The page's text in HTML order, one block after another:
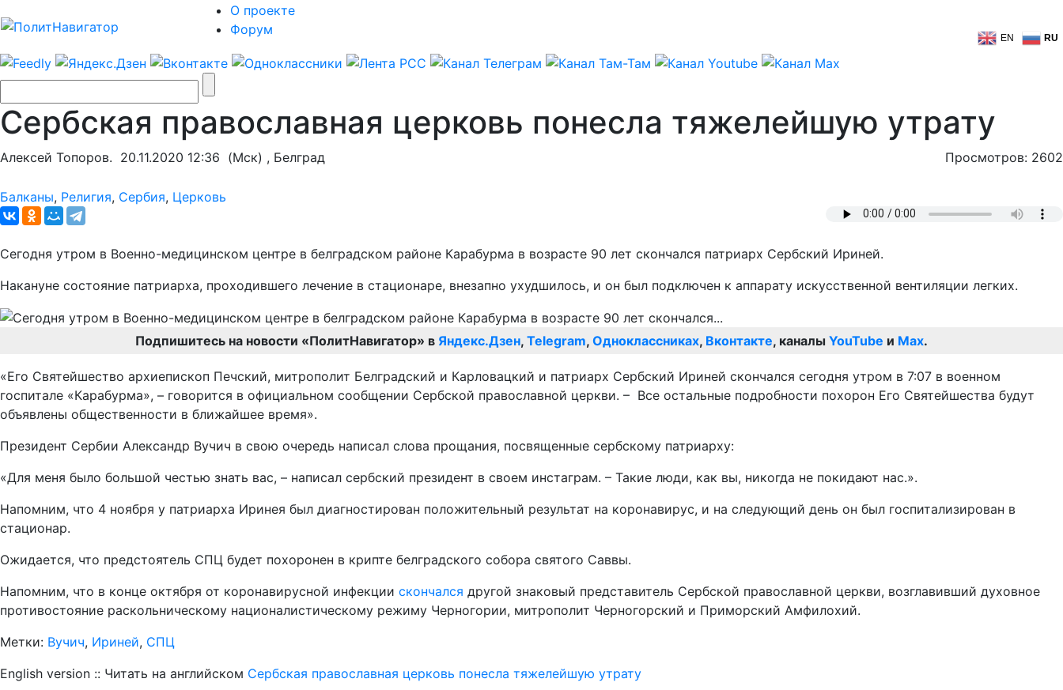
О проекте
Форум
EN RU
Сербская православная церковь понесла тяжелейшую утрату
Алексей Топоров. 20.11.2020 12:36 (Мск) , Белград Просмотров: 2602
Балканы, Религия, Сербия, Церковь
Сегодня утром в Военно-медицинском центре в белградском районе Карабурма в возрасте 90 лет скончался патриарх Сербский Ириней.
Накануне состояние патриарха, проходившего лечение в стационаре, внезапно ухудшилось, и он был подключен к аппарату искусственной вентиляции легких.
Подпишитесь на новости «ПолитНавигатор» в Яндекс.Дзен, Telegram, Одноклассниках, Вконтакте, каналы YouTube и Max.
«Его Святейшество архиепископ Печский, митрополит Белградский и Карловацкий и патриарх Сербский Ириней скончался сегодня утром в 7:07 в военном
госпитале «Карабурма», – говорится в официальном сообщении Сербской православной церкви. – Все остальные подробности похорон Его Святейшества будут
объявлены общественности в ближайшее время».
Президент Сербии Александр Вучич в свою очередь написал слова прощания, посвященные сербскому патриарху:
«Для меня было большой честью знать вас, – написал сербский президент в своем инстаграм. – Такие люди, как вы, никогда не покидают нас.».
Напомним, что 4 ноября у патриарха Иринея был диагностирован положительный результат на коронавирус, и на следующий день он был госпитализирован в
стационар.
Ожидается, что предстоятель СПЦ будет похоронен в крипте белградского собора святого Саввы.
Напомним, что в конце октября от коронавирусной инфекции скончался другой знаковый представитель Сербской православной церкви, возглавивший духовное
противостояние раскольническому националистическому режиму Черногории, митрополит Черногорский и Приморский Амфилохий.
Метки: Вучич, Ириней, СПЦ
English version :: Читать на английском Сербская православная церковь понесла тяжелейшую утрату